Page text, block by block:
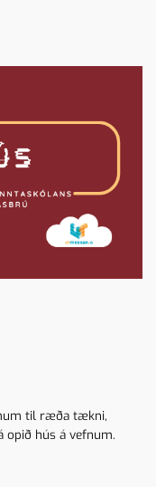
til ræða tækni,
hús á vefnum.